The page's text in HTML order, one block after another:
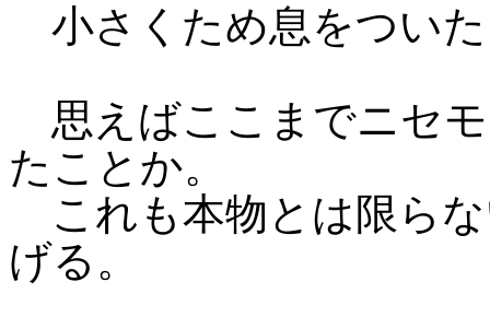
小さくため息をつい
思えばここまでニセ
たことか。
これも本物とは限ら
げる。